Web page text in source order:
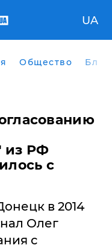
UA
Общество
из РФ
с
в 2014
Олег
с